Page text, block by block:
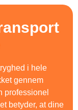
i hele
gennem
professionel
betyder, at dine